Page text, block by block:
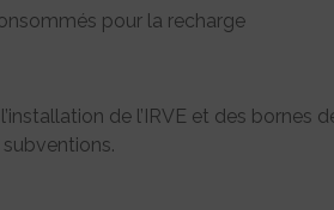
pour la recharge
de l’IRVE et des bornes